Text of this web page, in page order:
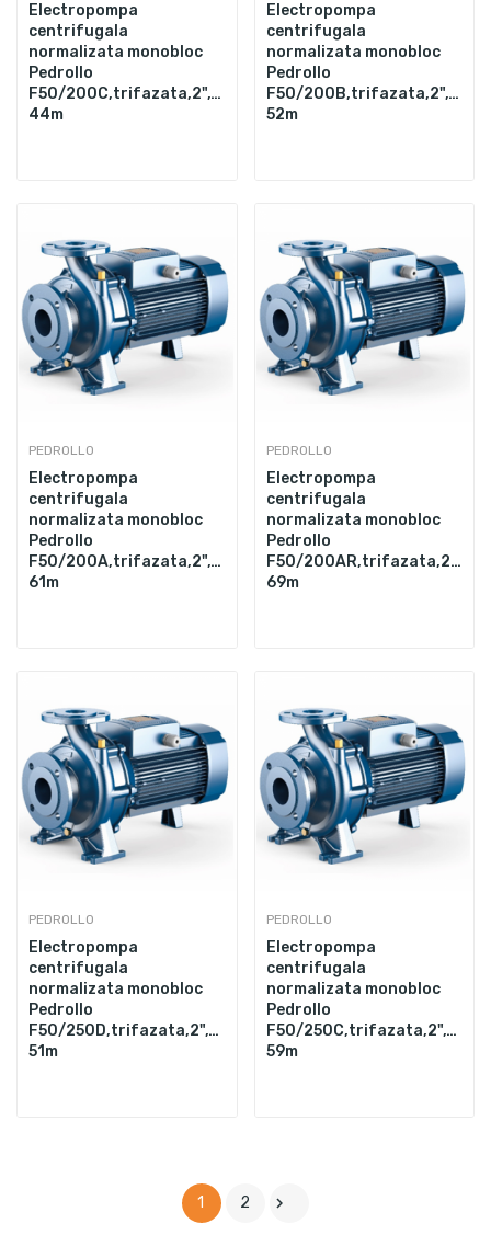
Electropompa
centrifugala
normalizata monobloc
Pedrollo
F50/200C,trifazata,2",11000W,1700L/min,Hmax.
44m
Electropompa
centrifugala
normalizata monobloc
Pedrollo
F50/
52m
PEDROLLO
Electropompa
centrifugala
normalizata monobloc
Pedrollo
F50/200A,trifazata,2",18500W,1800L/min,Hmax.
61m
PEDROLLO
Electropompa
centrifugala
normalizata monobloc
Pedrollo
F50/
69m
PEDROLLO
Electropompa
centrifugala
normalizata monobloc
Pedrollo
F50/250D,trifazata,2",9200W,900L/min,Hmax.
51m
PEDROLLO
Electropompa
centrifugala
normalizata monobloc
Pedrollo
F50/
59m
1 2 